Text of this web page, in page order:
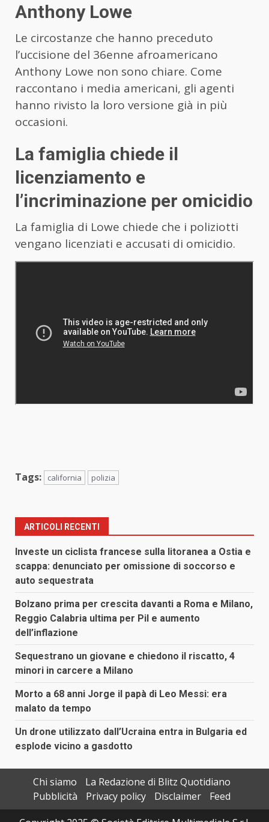
Anthony Lowe
Le circostanze che hanno preceduto
l’uccisione del 36enne afroamericano
Anthony Lowe non sono chiare. Come
raccontano i media americani, gli agenti
hanno rivisto la loro versione già in più
occasioni.
La famiglia chiede il
licenziamento e
l’incriminazione per omicidio
La famiglia di Lowe chiede che i poliziotti
vengano licenziati e accusati di omicidio.
Tags: california polizia
ARTICOLI RECENTI
Investe un ciclista francese sulla litoranea a Ostia e
scappa: denunciato per omissione di soccorso e
auto sequestrata
Bolzano prima per crescita davanti a Roma e Milano,
Reggio Calabria ultima per Pil e aumento
dell’inflazione
Sequestrano un giovane e chiedono il riscatto, 4
minori in carcere a Milano
Morto a 68 anni Jorge il papà di Leo Messi: era
malato da tempo
Un drone utilizzato dall’Ucraina entra in Bulgaria ed
esplode vicino a gasdotto
Chi siamo
La Redazione di Blitz Quotidiano
Pubblicità
Privacy policy Disclaimer
Feed